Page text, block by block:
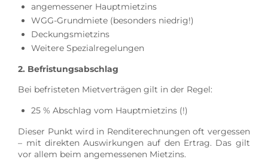
angemessener Hauptmietzins
WGG-Grundmiete (besonders niedrig!)
Deckungsmietzins
Weitere Spezialregelungen
2. Befristungsabschlag
Bei befristeten Mietverträgen gilt in der Regel:
25 % Abschlag vom Hauptmietzins (!)
Dieser Punkt wird in Renditerechnungen oft vergessen
– mit direkten Auswirkungen auf den Ertrag. Das gilt
vor allem beim angemessenen Mietzins.